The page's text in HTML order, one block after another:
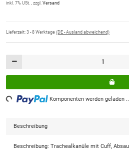
inkl. 7% USt. , zzgl. Versand
Lieferzeit: 3 - 8 Werktage (DE - Ausland abweichend)
Komponenten werden geladen
Beschreibung
Beschreibung: Trachealkanüle mit Cuff,